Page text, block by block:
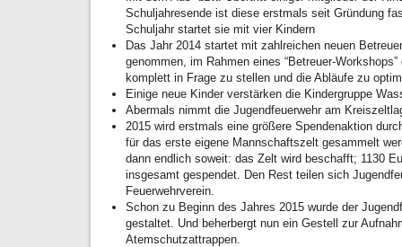
Schuljahresende ist diese erstmals seit Gründung
Schuljahr startet sie mit vier Kindern
Das Jahr 2014 startet mit zahlreichen neuen
genommen, im Rahmen eines “Betreuer-
komplett in Frage zu stellen und die Abläufe zu
Einige neue Kinder verstärken die Kindergruppe
Abermals nimmt die Jugendfeuerwehr am
2015 wird erstmals eine größere Spendenaktion
für das erste eigene Mannschaftszelt gesammelt
dann endlich soweit: das Zelt wird beschafft; 1130
insgesamt gespendet. Den Rest teilen sich
Feuerwehrverein.
Schon zu Beginn des Jahres 2015 wurde der
gestaltet. Und beherbergt nun ein Gestell zur
Atemschutzattrappen.